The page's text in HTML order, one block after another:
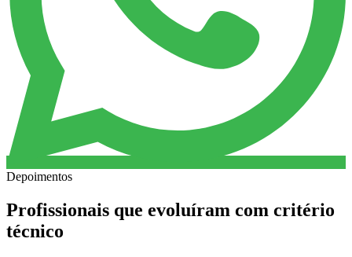
Depoimentos
Profissionais que evoluíram com critério
técnico